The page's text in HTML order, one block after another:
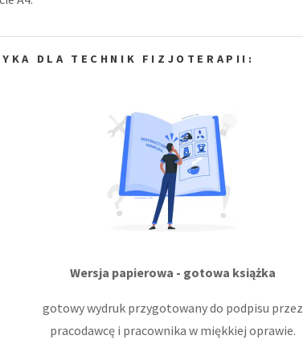
DLA TECHNIK FIZJOTERAPII:
Wersja papierowa - gotowa książka
gotowy wydruk przygotowany do podpisu przez
pracodawcę i pracownika w miękkiej oprawie.